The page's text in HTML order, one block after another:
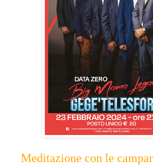
Meditazione con le